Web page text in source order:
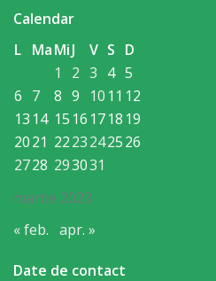
primăriei
Instituții
subordonate
IET
Lăstărel
Calendar
martie 2023
L MaMiJ V S D
1
2 3 4 5
6 7 8 9 10 11 12
13 14 15 16 1718 19
2021 2223242526
2728 293031
« feb. apr. »
Date de contact